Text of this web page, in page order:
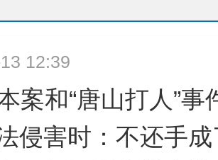
12:39
案和“唐山打人”事
侵害时：不还手